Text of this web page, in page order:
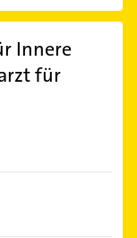
Innere
für